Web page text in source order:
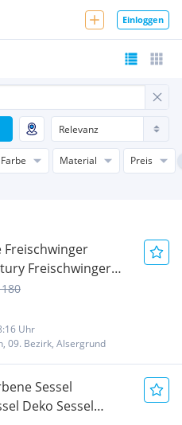
Einloggen
Farbe Material
Preis
Freischwinger
Freischwinger
Sessel
Stil Kreuzschwinger
Midcentury
Mid-Century
Century
Uhr
09. Bezirk, Alsergrund
Sessel
Deko Sessel